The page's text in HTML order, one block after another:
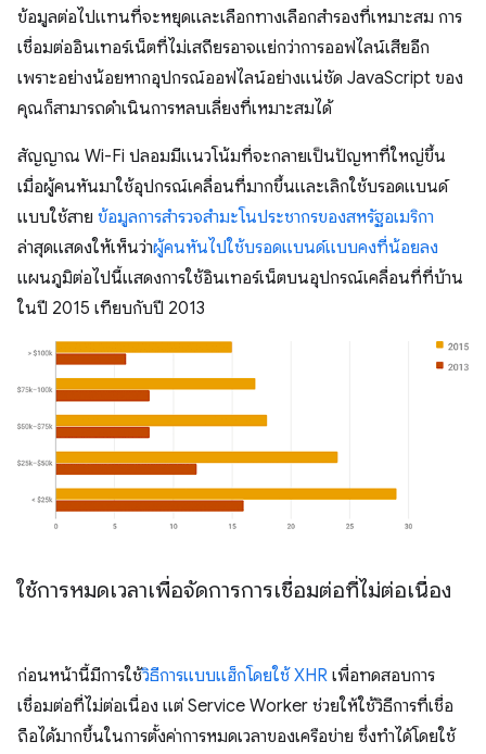
ข้อมูลต่อไปแทนที่จะหยุดและเลือกทางเลือกสำรองที่เหมาะสม การ
เชื่อมต่ออินเทอร์เน็ตที่ไม่เสถียรอาจแย่กว่าการออฟไลน์เสียอีก
เพราะอย่างน้อยหากอุปกรณ์ออฟไลน์อย่างแน่ชัด JavaScript ของ
คุณก็สามารถดำเนินการหลบเลี่ยงที่เหมาะสมได้
สัญญาณ Wi-Fi ปลอมมีแนวโน้มที่จะกลายเป็นปัญหาที่ใหญ่ขึ้น
เมื่อผู้คนหันมาใช้อุปกรณ์เคลื่อนที่มากขึ้นและเลิกใช้บรอดแบนด์
แบบใช้สาย ข้อมูลการสำรวจสำมะโนประชากรของสหรัฐอเมริกา
ล่าสุดแสดงให้เห็นว่าผู้คนหันไปใช้บรอดแบนด์แบบคงที่น้อยลง
แผนภูมิต่อไปนี้แสดงการใช้อินเทอร์เน็ตบนอุปกรณ์เคลื่อนที่ที่บ้าน
ในปี 2015 เทียบกับปี 2013
ใช้การหมดเวลาเพื่อจัดการการเชื่อมต่อที่ไม่ต่อเนื่อง
ก่อนหน้านี้มีการใช้วิธีการแบบแฮ็กโดยใช้ XHR เพื่อทดสอบการ
เชื่อมต่อที่ไม่ต่อเนื่อง แต่ Service Worker ช่วยให้ใช้วิธีการที่เชื่อ
ถือได้มากขึ้นในการตั้งค่าการหมดเวลาของเครือข่าย ซึ่งทำได้โดยใช้